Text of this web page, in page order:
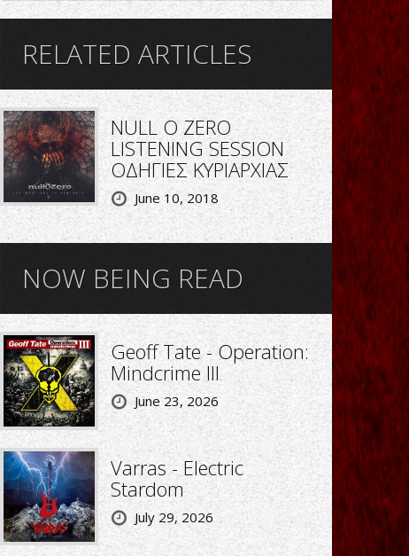
RELATED ARTICLES
NULL O ZERO
LISTENING SESSION
ΟΔΗΓΙΕΣ ΚΥΡΙΑΡΧΙΑΣ
June 10, 2018
NOW BEING READ
Geoff Tate - Operation:
Mindcrime III
June 23, 2026
Varras - Electric
Stardom
July 29, 2026